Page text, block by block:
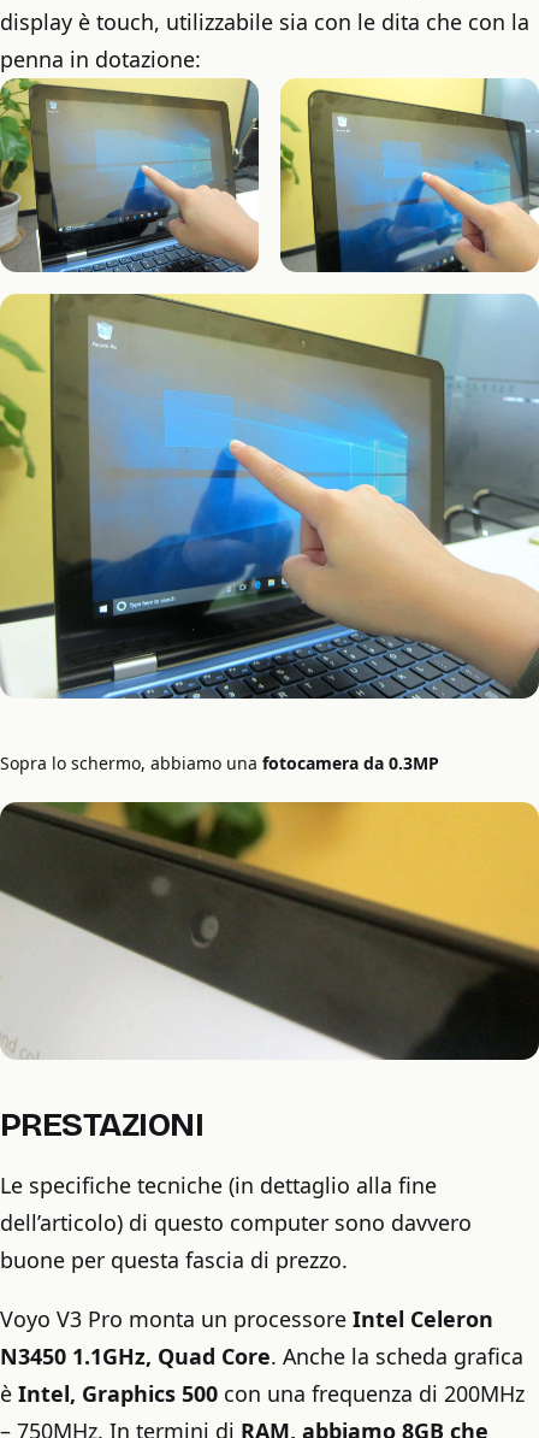
display è touch, utilizzabile sia con le dita che con la
penna in dotazione:
Sopra lo schermo, abbiamo una fotocamera da 0.3MP
PRESTAZIONI
Le specifiche tecniche (in dettaglio alla fine
dell’articolo) di questo computer sono davvero
buone per questa fascia di prezzo.
Voyo V3 Pro monta un processore Intel Celeron
N3450 1.1GHz, Quad Core. Anche la scheda grafica
è Intel, Graphics 500 con una frequenza di 200MHz
– 750MHz. In termini di RAM, abbiamo 8GB che